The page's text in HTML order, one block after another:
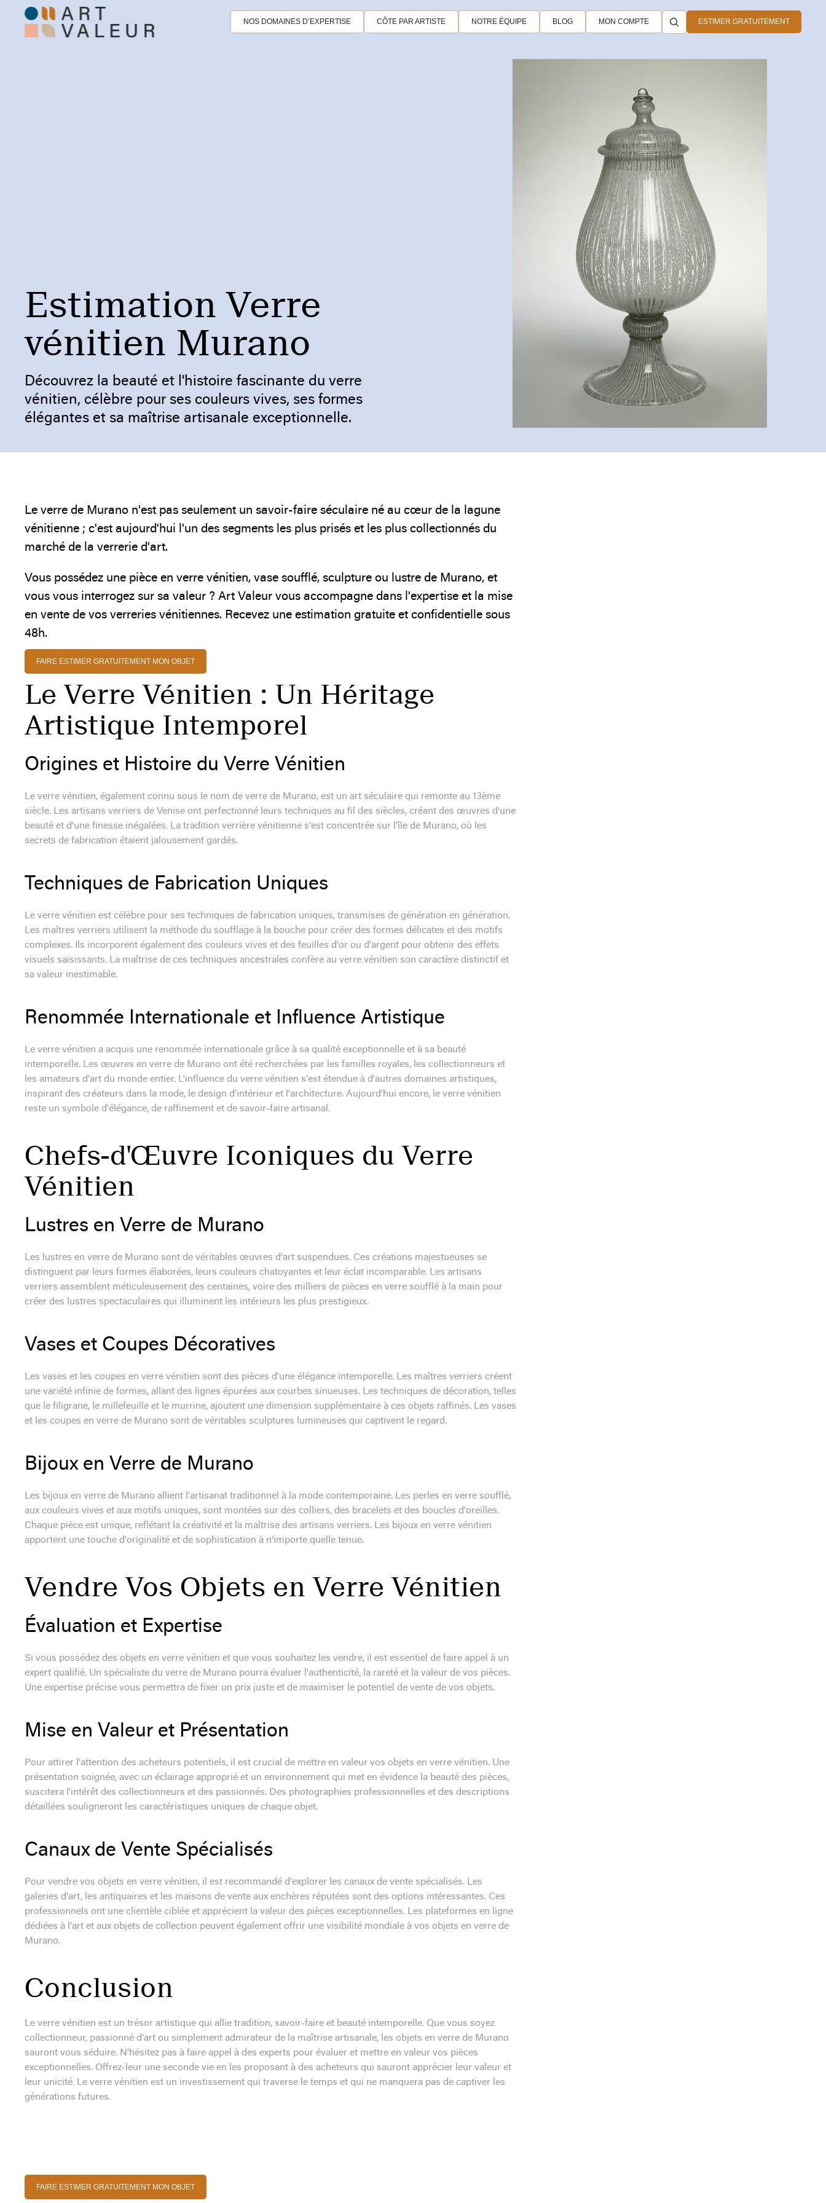
NOS DOMAINES D’EXPERTISE CÔTE PAR ARTISTE NOTRE ÉQUIPE BLOG MON COMPTE ESTIMER GRATUITEMENT
Estimation Verre
vénitien Murano
Découvrez la beauté et l'histoire fascinante du verre
vénitien, célèbre pour ses couleurs vives, ses formes
élégantes et sa maîtrise artisanale exceptionnelle.
Le verre de Murano n'est pas seulement un savoir-faire séculaire né au cœur de la lagune
vénitienne ; c'est aujourd'hui l'un des segments les plus prisés et les plus collectionnés du
marché de la verrerie d'art.
Vous possédez une pièce en verre vénitien, vase soufflé, sculpture ou lustre de Murano, et
vous vous interrogez sur sa valeur ? Art Valeur vous accompagne dans l'expertise et la mise
en vente de vos verreries vénitiennes. Recevez une estimation gratuite et confidentielle sous
48h.
FAIRE ESTIMER GRATUITEMENT MON OBJET
Le Verre Vénitien : Un Héritage
Artistique Intemporel
Origines et Histoire du Verre Vénitien
Le verre vénitien, également connu sous le nom de verre de Murano, est un art séculaire qui remonte au 13ème
siècle. Les artisans verriers de Venise ont perfectionné leurs techniques au fil des siècles, créant des œuvres d'une
beauté et d'une finesse inégalées. La tradition verrière vénitienne s'est concentrée sur l'île de Murano, où les
secrets de fabrication étaient jalousement gardés.
Techniques de Fabrication Uniques
Le verre vénitien est célèbre pour ses techniques de fabrication uniques, transmises de génération en génération.
Les maîtres verriers utilisent la méthode du soufflage à la bouche pour créer des formes délicates et des motifs
complexes. Ils incorporent également des couleurs vives et des feuilles d'or ou d'argent pour obtenir des effets
visuels saisissants. La maîtrise de ces techniques ancestrales confère au verre vénitien son caractère distinctif et
sa valeur inestimable.
Renommée Internationale et Influence Artistique
Le verre vénitien a acquis une renommée internationale grâce à sa qualité exceptionnelle et à sa beauté
intemporelle. Les œuvres en verre de Murano ont été recherchées par les familles royales, les collectionneurs et
les amateurs d'art du monde entier. L'influence du verre vénitien s'est étendue à d'autres domaines artistiques,
inspirant des créateurs dans la mode, le design d'intérieur et l'architecture. Aujourd'hui encore, le verre vénitien
reste un symbole d'élégance, de raffinement et de savoir-faire artisanal.
Chefs-d'Œuvre Iconiques du Verre
Vénitien
Lustres en Verre de Murano
Les lustres en verre de Murano sont de véritables œuvres d'art suspendues. Ces créations majestueuses se
distinguent par leurs formes élaborées, leurs couleurs chatoyantes et leur éclat incomparable. Les artisans
verriers assemblent méticuleusement des centaines, voire des milliers de pièces en verre soufflé à la main pour
créer des lustres spectaculaires qui illuminent les intérieurs les plus prestigieux.
Vases et Coupes Décoratives
Les vases et les coupes en verre vénitien sont des pièces d'une élégance intemporelle. Les maîtres verriers créent
une variété infinie de formes, allant des lignes épurées aux courbes sinueuses. Les techniques de décoration, telles
que le filigrane, le millefeuille et le murrine, ajoutent une dimension supplémentaire à ces objets raffinés. Les vases
et les coupes en verre de Murano sont de véritables sculptures lumineuses qui captivent le regard.
Bijoux en Verre de Murano
Les bijoux en verre de Murano allient l'artisanat traditionnel à la mode contemporaine. Les perles en verre soufflé,
aux couleurs vives et aux motifs uniques, sont montées sur des colliers, des bracelets et des boucles d'oreilles.
Chaque pièce est unique, reflétant la créativité et la maîtrise des artisans verriers. Les bijoux en verre vénitien
apportent une touche d'originalité et de sophistication à n'importe quelle tenue.
Vendre Vos Objets en Verre Vénitien
Évaluation et Expertise
Si vous possédez des objets en verre vénitien et que vous souhaitez les vendre, il est essentiel de faire appel à un
expert qualifié. Un spécialiste du verre de Murano pourra évaluer l'authenticité, la rareté et la valeur de vos pièces.
Une expertise précise vous permettra de fixer un prix juste et de maximiser le potentiel de vente de vos objets.
Mise en Valeur et Présentation
Pour attirer l'attention des acheteurs potentiels, il est crucial de mettre en valeur vos objets en verre vénitien. Une
présentation soignée, avec un éclairage approprié et un environnement qui met en évidence la beauté des pièces,
suscitera l'intérêt des collectionneurs et des passionnés. Des photographies professionnelles et des descriptions
détaillées souligneront les caractéristiques uniques de chaque objet.
Canaux de Vente Spécialisés
Pour vendre vos objets en verre vénitien, il est recommandé d'explorer les canaux de vente spécialisés. Les
galeries d'art, les antiquaires et les maisons de vente aux enchères réputées sont des options intéressantes. Ces
professionnels ont une clientèle ciblée et apprécient la valeur des pièces exceptionnelles. Les plateformes en ligne
dédiées à l'art et aux objets de collection peuvent également offrir une visibilité mondiale à vos objets en verre de
Murano.
Conclusion
Le verre vénitien est un trésor artistique qui allie tradition, savoir-faire et beauté intemporelle. Que vous soyez
collectionneur, passionné d'art ou simplement admirateur de la maîtrise artisanale, les objets en verre de Murano
sauront vous séduire. N'hésitez pas à faire appel à des experts pour évaluer et mettre en valeur vos pièces
exceptionnelles. Offrez-leur une seconde vie en les proposant à des acheteurs qui sauront apprécier leur valeur et
leur unicité. Le verre vénitien est un investissement qui traverse le temps et qui ne manquera pas de captiver les
générations futures.
FAIRE ESTIMER GRATUITEMENT MON OBJET